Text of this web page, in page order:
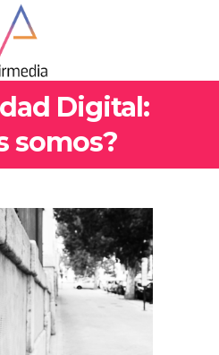
Digital:
somos?